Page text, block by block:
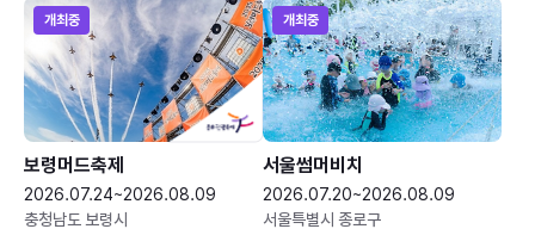
개최중
보령머드축제
2026.07.24~2026.08.09
충청남도 보령시
개최중
서울썸머비치
2026.07.20~2026.08.09
서울특별시 종로구